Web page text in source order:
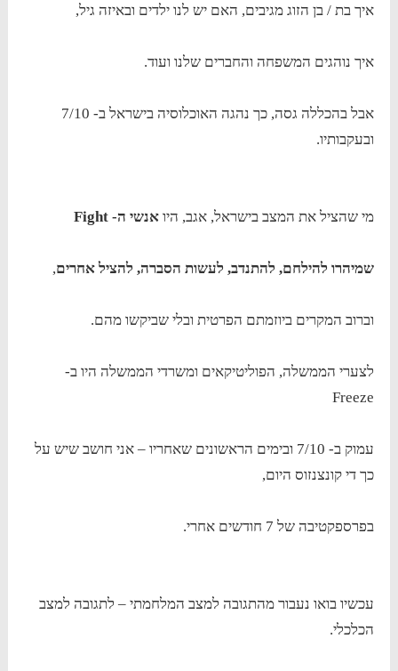
איך בת / בן הזוג מגיבים, האם יש לנו ילדים ובאיזה גיל,
איך נוהגים המשפחה והחברים שלנו ועוד.
אבל בהכללה גסה, כך נהגה האוכלוסיה בישראל ב- 7/10
ובעקבותיו.
מי שהציל את המצב בישראל, אגב, היואנשי ה- Fight
שמיהרו להילחם, להתנדב, לעשות הסברה, להציל אחרים,
וברוב המקרים ביוזמתם הפרטית ובלי שביקשו מהם.
לצערי הממשלה, הפוליטיקאים ומשרדי הממשלה היו ב-
Freeze
עמוק ב- 7/10 ובימים הראשונים שאחריו – אני חושב שיש על
כך די קונצנזוס היום,
בפרספקטיבה של 7 חודשים אחרי.
עכשיו בואו נעבור מהתגובה למצב המלחמתי – לתגובה למצב
הכלכלי.